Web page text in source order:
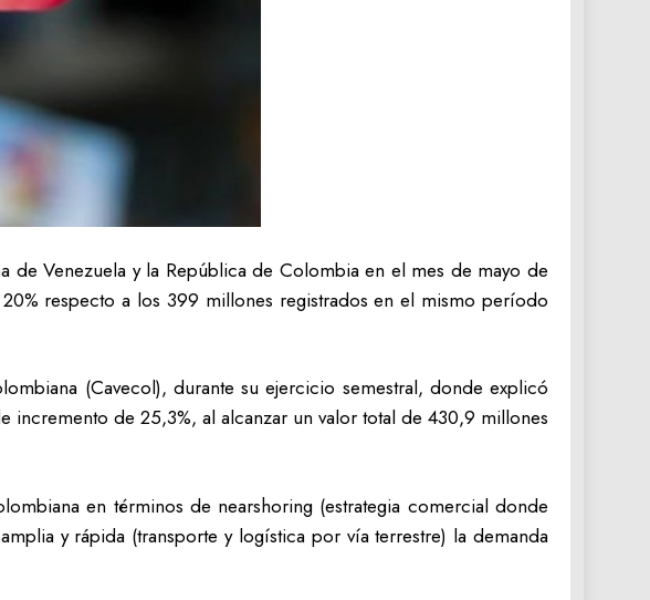
de Venezuela y la República de Colombia en el mes de mayo de
respecto a los 399 millones registrados en el mismo período
(Cavecol), durante su ejercicio semestral, donde explicó
de 25,3%, al alcanzar un valor total de 430,9 millones
en términos de nearshoring (estrategia comercial donde
y rápida (transporte y logística por vía terrestre) la demanda